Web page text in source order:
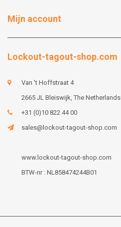
Mijn account
Lockout-tagout-shop.com
Van 't Hoffstraat 4
2665 JL Bleiswijk, The Netherlands
+31 (0)10 822 44 00
sales@lockout-tagout-shop.com
www.lockout-tagout-shop.com
BTW-nr : NL858474244B01